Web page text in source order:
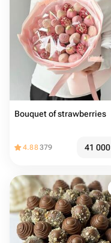
Bouquet of strawberries
4.88379 41 000